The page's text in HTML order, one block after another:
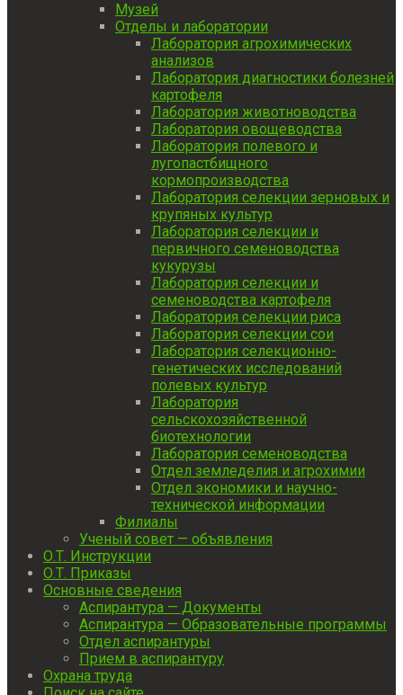
Музей
Отделы и лаборатории
Лаборатория агрохимических
анализов
Лаборатория диагностики болезней
картофеля
Лаборатория животноводства
Лаборатория овощеводства
Лаборатория полевого и
лугопастбищного
кормопроизводства
Лаборатория селекции зерновых и
крупяных культур
Лаборатория селекции и
первичного семеноводства
кукурузы
Лаборатория селекции и
семеноводства картофеля
Лаборатория селекции риса
Лаборатория селекции сои
Лаборатория селекционно-
генетических исследований
полевых культур
Лаборатория
сельскохозяйственной
биотехнологии
Лаборатория семеноводства
Отдел земледелия и агрохимии
Отдел экономики и научно-
технической информации
Филиалы
Ученый совет — объявления
О.Т. Инструкции
О.Т. Приказы
Основные сведения
Аспирантура — Документы
Аспирантура — Образовательные программы
Отдел аспирантуры
Прием в аспирантуру
Охрана труда